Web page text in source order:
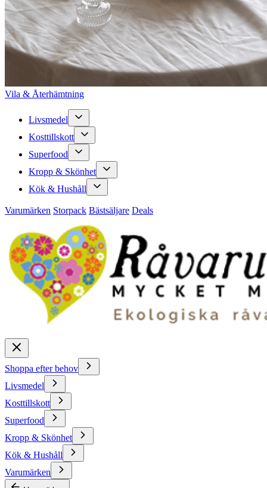
Vila & Återhämtning
Livsmedel
Kosttillskott
Superfood
Kropp & Skönhet
Kök & Hushåll
Varumärken Storpack Bästsäljare Deals
Shoppa efter behov
Livsmedel
Kosttillskott
Superfood
Kropp & Skönhet
Kök & Hushåll
Varumärken